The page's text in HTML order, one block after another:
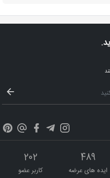
202
کاربر عضو
489
ایده های عرضه